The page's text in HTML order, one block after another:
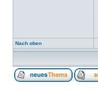
Nach oben